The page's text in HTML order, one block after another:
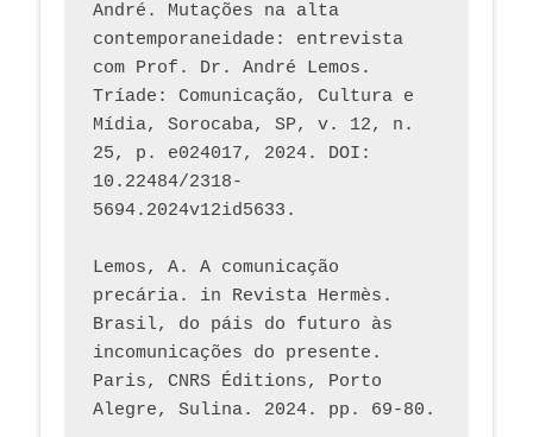
André. Mutações na alta
contemporaneidade: entrevista
com Prof. Dr. André Lemos.
Tríade: Comunicação, Cultura e
Mídia, Sorocaba, SP, v. 12, n.
25, p. e024017, 2024. DOI:
10.22484/2318-
5694.2024v12id5633.
Lemos, A. A comunicação
precária. in Revista Hermès.
Brasil, do páis do futuro às
incomunicações do presente.
Paris, CNRS Éditions, Porto